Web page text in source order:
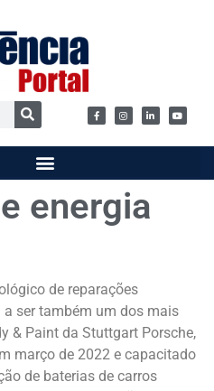
energia
de reparações
ser também um dos mais
& Paint da Stuttgart Porsche,
março de 2022 e capacitado
de baterias de carros